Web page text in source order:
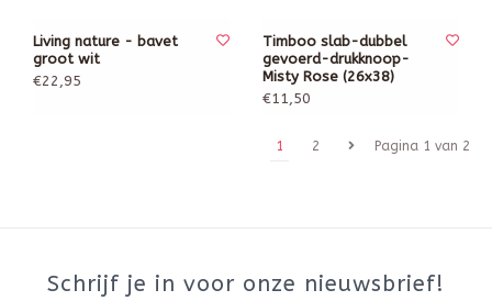
Living nature - bavet
groot wit
€22,95
Timboo slab-dubbel
gevoerd-drukknoop-
Misty Rose (26x38)
€11,50
Pagina 1 van 2
1 2
Schrijf je in voor onze nieuwsbrief!